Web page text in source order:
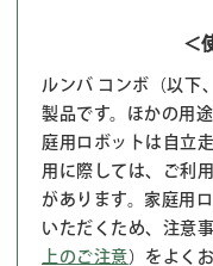
＜
ルンバ コンボ（以下
製品です。ほかの用
庭用ロボットは自立
用に際しては、ご利
があります。家庭用
いただくため、注意
上のご注意）をよく